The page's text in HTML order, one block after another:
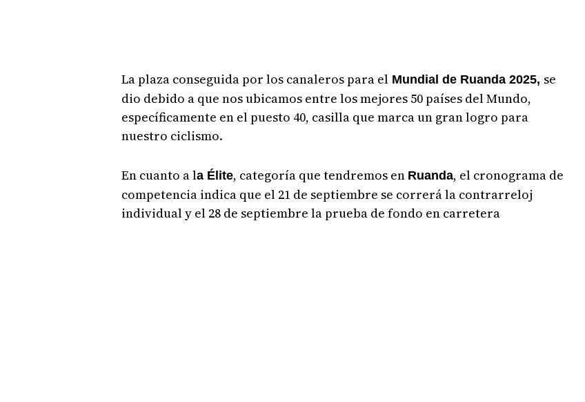
La plaza conseguida por los canaleros para elMundial de Ruanda 2025, se
dio debido a que nos ubicamos entre los mejores 50 países del Mundo,
específicamente en el puesto 40, casilla que marca un gran logro para
nuestro ciclismo.
En cuanto a la Élite, categoría que tendremos en Ruanda, el cronograma de
competencia indica que el 21 de septiembre se correrá la contrarreloj
individual y el 28 de septiembre la prueba de fondo en carretera